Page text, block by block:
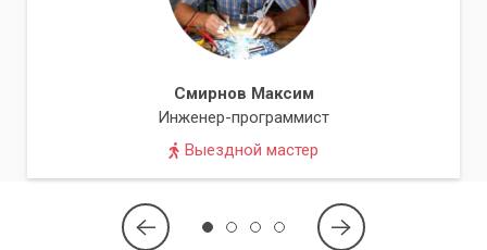
Смирнов Максим
Инженер-программист
Выездной мастер